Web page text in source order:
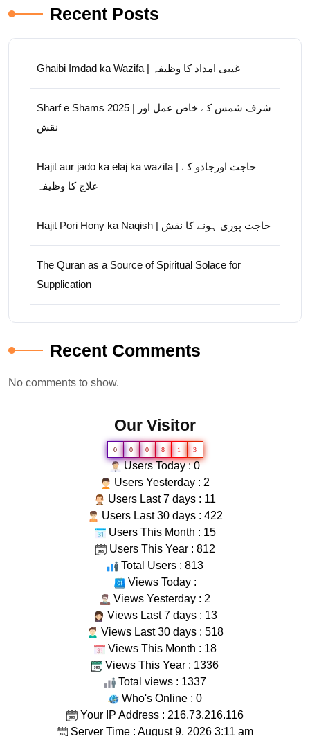
Recent Posts
Ghaibi Imdad ka Wazifa | غیبی امداد کا وظیفہ
Sharf e Shams 2025 | شرف شمس کے خاص عمل اور
نقش
Hajit aur jado ka elaj ka wazifa | حاجت اورجادو کے
علاج کا وظیفہ
Hajit Pori Hony ka Naqish | حاجت پوری ہونے کا نقش
The Quran as a Source of Spiritual Solace for
Supplication
Recent Comments
No comments to show.
Our Visitor
0 0 0 8 1 3
Users Today : 0
Users Yesterday : 2
Users Last 7 days : 11
Users Last 30 days : 422
Users This Month : 15
Users This Year : 812
Total Users : 813
Views Today :
Views Yesterday : 2
Views Last 7 days : 13
Views Last 30 days : 518
Views This Month : 18
Views This Year : 1336
Total views : 1337
Who's Online : 0
Your IP Address : 216.73.216.116
Server Time : August 9, 2026 3:11 am